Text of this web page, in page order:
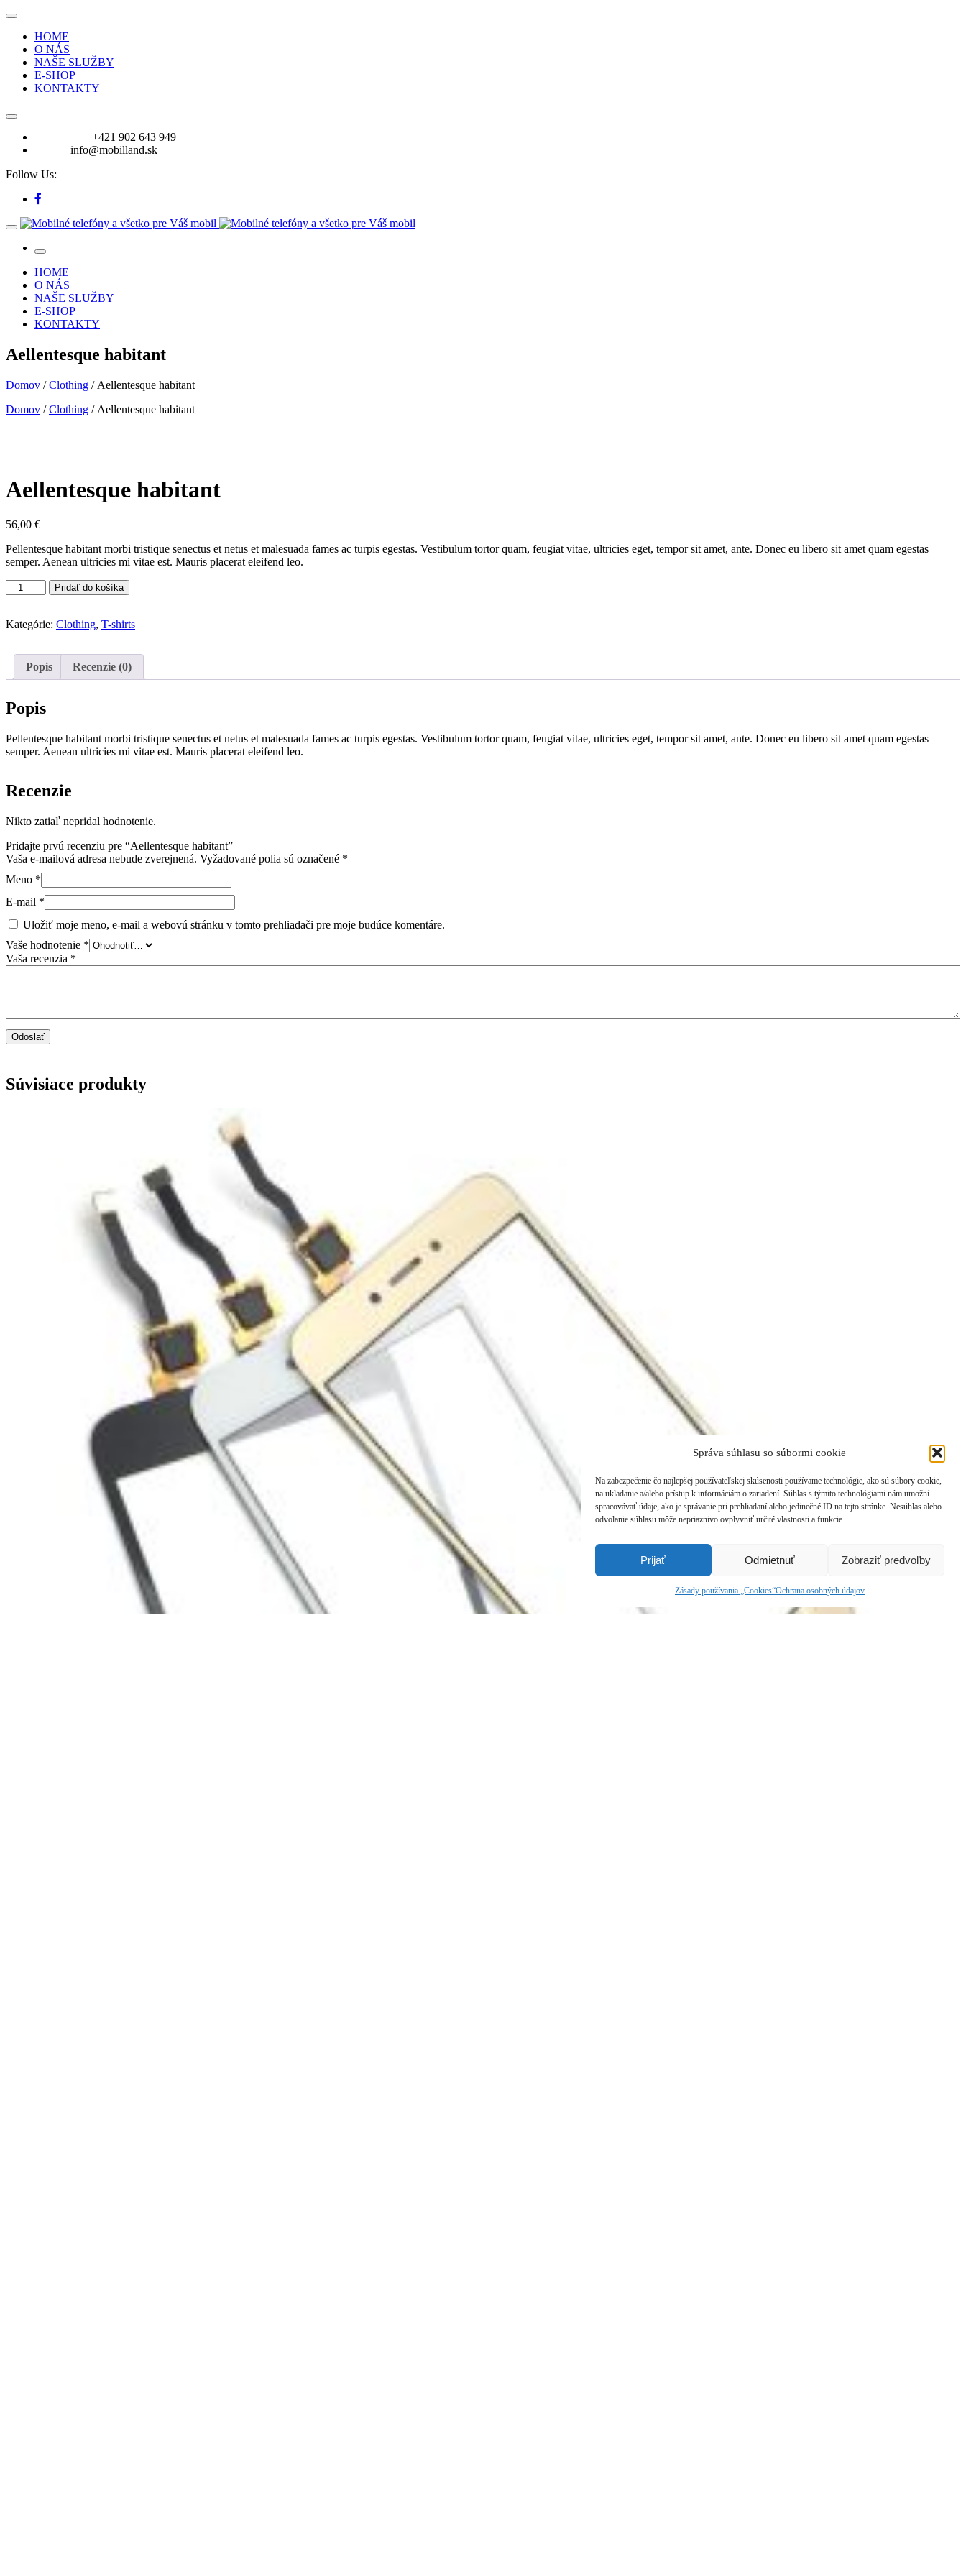
Správa súhlasu so súbormi cookie
Na zabezpečenie čo najlepšej používateľskej skúsenosti používame technológie, ako sú súbory cookie,
na ukladanie a/alebo prístup k informáciám o zariadení. Súhlas s týmito technológiami nám umožní
spracovávať údaje, ako je správanie pri prehliadaní alebo jedinečné ID na tejto stránke. Nesúhlas alebo
odvolanie súhlasu môže nepriaznivo ovplyvniť určité vlastnosti a funkcie.
Prijať Odmietnuť Zobraziť predvoľby
Zásady používania „Cookies“Ochrana osobných údajov
HOME
O NÁS
NAŠE SLUŽBY
E-SHOP
KONTAKTY
+421 902 643 949
info@mobilland.sk
Follow Us:
HOME
O NÁS
NAŠE SLUŽBY
E-SHOP
KONTAKTY
Aellentesque habitant
Domov /Clothing / Aellentesque habitant
Domov /Clothing / Aellentesque habitant
Aellentesque habitant
56,00 €
Pellentesque habitant morbi tristique senectus et netus et malesuada fames ac turpis egestas. Vestibulum tortor quam, feugiat vitae, ultricies eget, tempor sit amet, ante. Donec eu libero sit amet quam egestas
semper. Aenean ultricies mi vitae est. Mauris placerat eleifend leo.
množstvo
Aellentesque
Pridať do košíka
Kategórie: Clothing, T-shirts
Popis Recenzie (0)
Popis
Pellentesque habitant morbi tristique senectus et netus et malesuada fames ac turpis egestas. Vestibulum tortor quam, feugiat vitae, ultricies eget, tempor sit amet, ante. Donec eu libero sit amet quam egestas
semper. Aenean ultricies mi vitae est. Mauris placerat eleifend leo.
Recenzie
Nikto zatiaľ nepridal hodnotenie.
Pridajte prvú recenziu pre “Aellentesque habitant”
Vaša e-mailová adresa nebude zverejnená. Vyžadované polia sú označené *
Meno *
E-mail *
Uložiť moje meno, e-mail a webovú stránku v tomto prehliadači pre moje budúce komentáre.
Vaše hodnotenie *
Vaša recenzia *
Súvisiace produkty